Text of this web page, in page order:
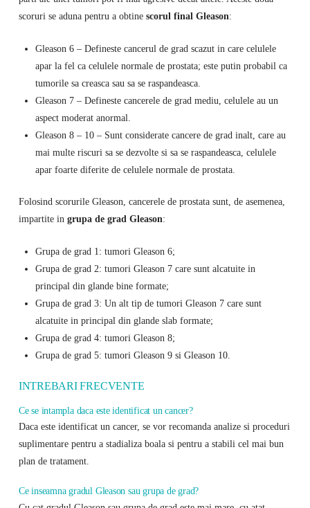
scoruri se aduna pentru a obtine scorul final Gleason:
Gleason 6 – Defineste cancerul de grad scazut in care celulele
apar la fel ca celulele normale de prostata; este putin probabil ca
tumorile sa creasca sau sa se raspandeasca.
Gleason 7 – Defineste cancerele de grad mediu, celulele au un
aspect moderat anormal.
Gleason 8 – 10 – Sunt considerate cancere de grad inalt, care au
mai multe riscuri sa se dezvolte si sa se raspandeasca, celulele
apar foarte diferite de celulele normale de prostata.
Folosind scorurile Gleason, cancerele de prostata sunt, de asemenea,
impartite ingrupa de grad Gleason:
Grupa de grad 1: tumori Gleason 6;
Grupa de grad 2: tumori Gleason 7 care sunt alcatuite in
principal din glande bine formate;
Grupa de grad 3: Un alt tip de tumori Gleason 7 care sunt
alcatuite in principal din glande slab formate;
Grupa de grad 4: tumori Gleason 8;
Grupa de grad 5: tumori Gleason 9 si Gleason 10.
INTREBARI FRECVENTE
Ce se intampla daca este identificat un cancer?
Daca este identificat un cancer, se vor recomanda analize si proceduri
suplimentare pentru a stadializa boala si pentru a stabili cel mai bun
plan de tratament.
Ce inseamna gradul Gleason sau grupa de grad?